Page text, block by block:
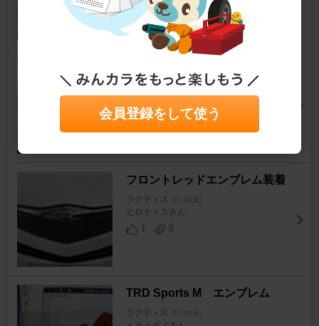
takuhenさん
1
0
（'06.10.27修正）
元祖・河内のおっさんさん
0
1
フロントレッドエンブレム装着
ラクティス [P100系]
ヒロティスさん
1
0
TRD Sports M エンブレム
ラクティス [P100系]
会員登録をして使う